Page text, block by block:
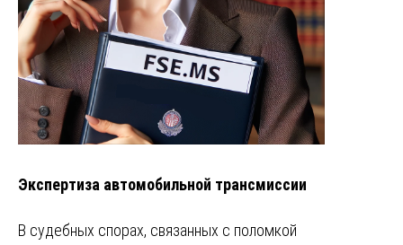
Экспертиза автомобильной трансмиссии
В судебных спорах, связанных с поломкой